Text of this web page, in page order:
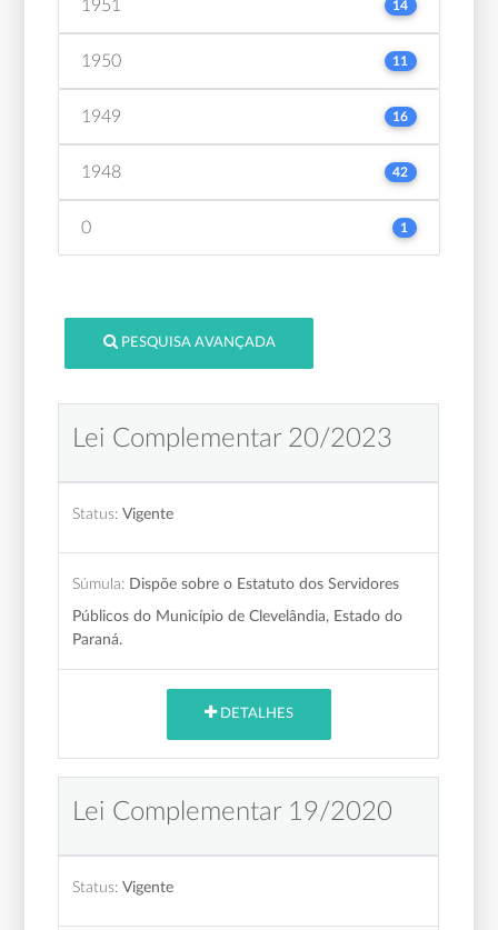
1951 14
1950 11
1949 16
1948 42
0 1
PESQUISA AVANÇADA
Lei Complementar 20/2023
Status: Vigente
Súmula: Dispõe sobre o Estatuto dos Servidores
Públicos do Município de Clevelândia, Estado do
Paraná.
DETALHES
Lei Complementar 19/2020
Status: Vigente